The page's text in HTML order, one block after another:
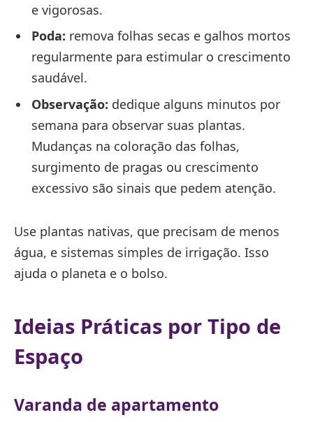
e vigorosas.
Poda: remova folhas secas e galhos mortos
regularmente para estimular o crescimento
saudável.
Observação: dedique alguns minutos por
semana para observar suas plantas.
Mudanças na coloração das folhas,
surgimento de pragas ou crescimento
excessivo são sinais que pedem atenção.
Use plantas nativas, que precisam de menos
água, e sistemas simples de irrigação. Isso
ajuda o planeta e o bolso.
Ideias Práticas por Tipo de
Espaço
Varanda de apartamento